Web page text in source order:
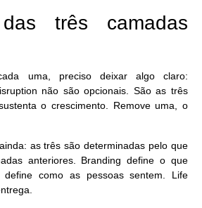
três camadas
uma, preciso deixar algo claro:
não são opcionais. São as três
o crescimento. Remove uma, o
as três são determinadas pelo que
anteriores. Branding define o que
define como as pessoas sentem. Life